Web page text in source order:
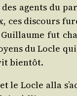
agents du
dis­cours
fut
du Locle
bientôt.
Locle alla